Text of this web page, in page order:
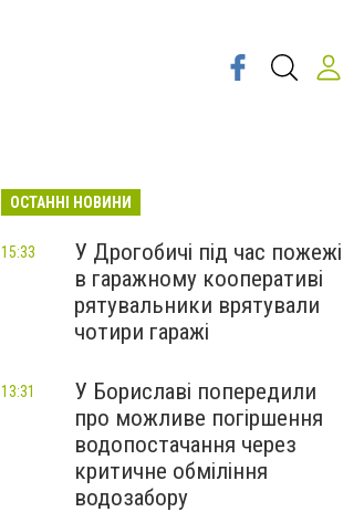
ОСТАННІ НОВИНИ
У Дрогобичі під час пожежі
в гаражному кооперативі
рятувальники врятували
чотири гаражі
15:33
У Бориславі попередили
про можливе погіршення
водопостачання через
критичне обміління
водозабору
13:31